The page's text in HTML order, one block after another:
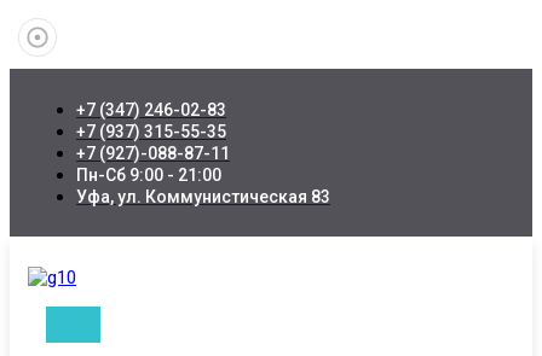
+7 (347) 246-02-83
+7 (937) 315-55-35
+7 (927)-088-87-11
Пн-Сб 9:00 - 21:00
Уфа, ул. Коммунистическая 83